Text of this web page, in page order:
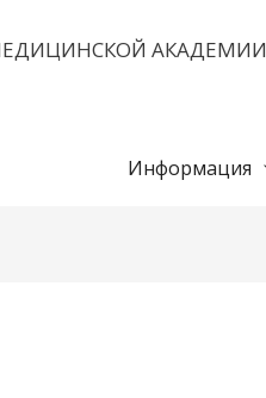
АКАДЕМИИ
Информация